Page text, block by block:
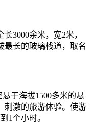
3000余米，宽2米，
最长的玻璃栈道，取名
于海拔1500多米的悬
刺激的旅游体验。使游
1个小时。